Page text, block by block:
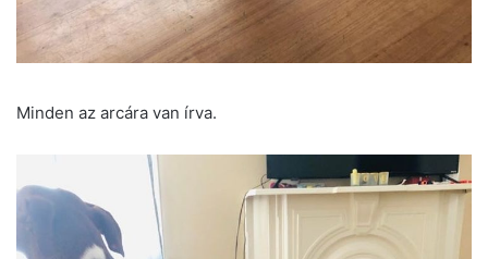
Minden az arcára van írva.